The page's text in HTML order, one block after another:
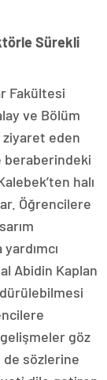
Sürekli
Fakültesi
ve Bölüm
ziyaret eden
beraberindeki
halı
Öğrencilere
Abidin Kaplan
göz
de sözlerine